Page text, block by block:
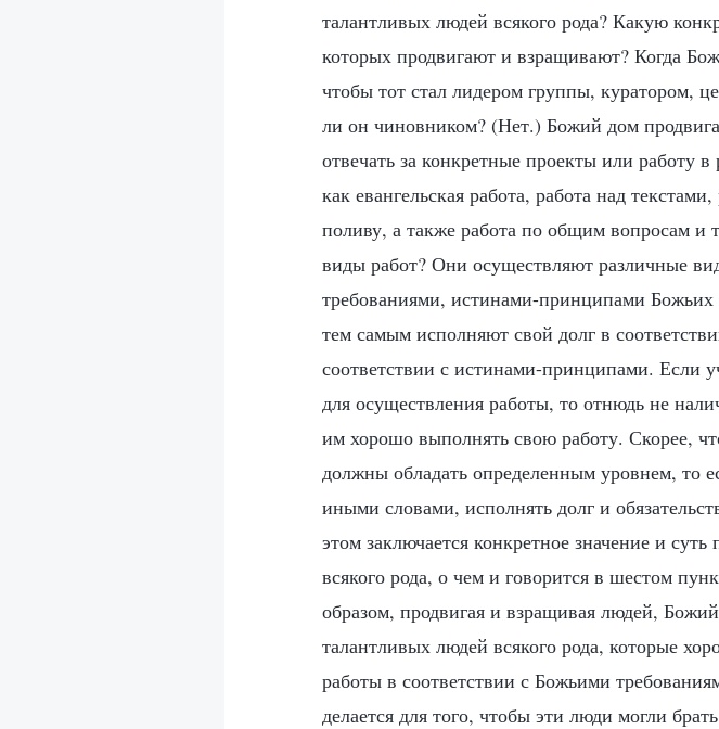
талантливых людей всякого рода? Какую
которых продвигают и взращивают? Когда
чтобы тот стал лидером группы, куратором,
ли он чиновником? (Нет.) Божий дом
отвечать за конкретные проекты или работу
как евангельская работа, работа над
поливу, а также работа по общим вопросам
виды работ? Они осуществляют различные
требованиями, истинами-принципами
тем самым исполняют свой долг в
соответствии с истинами-принципами. Если
для осуществления работы, то отнюдь не
им хорошо выполнять свою работу. Скорее,
должны обладать определенным уровнем, то
иными словами, исполнять долг и
этом заключается конкретное значение и
всякого рода, о чем и говорится в шестом
образом, продвигая и взращивая людей,
талантливых людей всякого рода, которые
работы в соответствии с Божьими
делается для того, чтобы эти люди могли